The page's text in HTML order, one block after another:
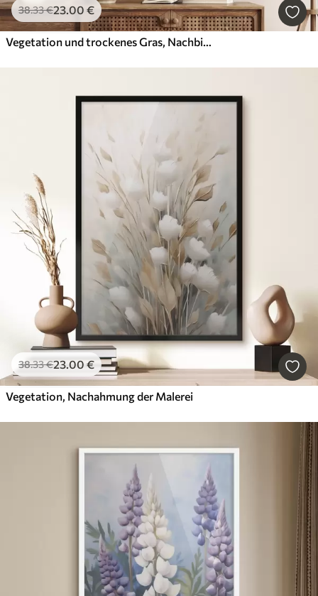
38.33€23.00 €
Vegetation und trockenes Gras, Nachbildung eines Gemäldes
38.33€23.00 €
Vegetation, Nachahmung der Malerei